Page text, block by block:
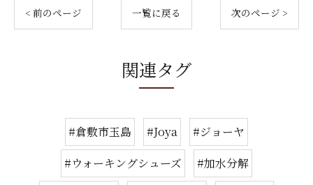
< 前のページ 一覧に戻る 次のページ >
関連タグ
#倉敷市玉島 #Joya
#ジョーヤ
#ウォーキングシューズ
#加水分解